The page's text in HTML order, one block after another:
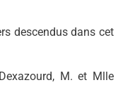
descendus dans cet
M. et Mlle